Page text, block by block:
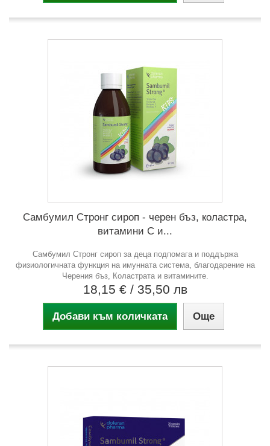
Самбумил Стронг сироп - черен бъз, коластра,
витамини C и...
Самбумил Стронг сироп за деца подпомага и поддържа
физиологичната функция на имунната система, благодарение на
Черения бъз, Коластрата и витамините.
18,15 € / 35,50 лв
Добави към количката Още